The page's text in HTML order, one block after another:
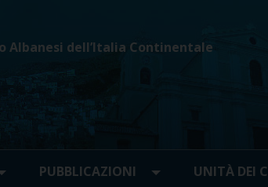
Albanesi dell’Italia Continentale
PUBBLICAZIONI UNITÀ DEI